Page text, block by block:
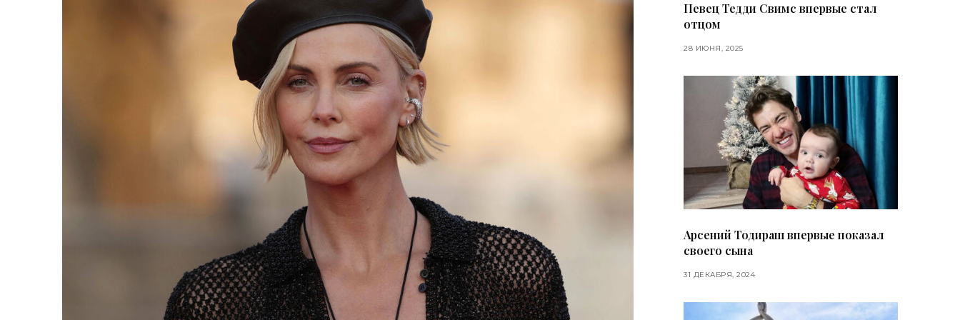
Певец Тедди Свимс впервые стал
отцом
28 ИЮНЯ, 2025
Арсений Тодираш впервые показал
своего сына
31 ДЕКАБРЯ, 2024